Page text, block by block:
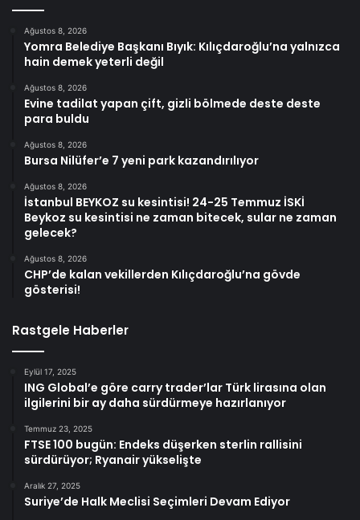
Ağustos 8, 2026
Yomra Belediye Başkanı Bıyık: Kılıçdaroğlu’na yalnızca
hain demek yeterli değil
Ağustos 8, 2026
Evine tadilat yapan çift, gizli bölmede deste deste
para buldu
Ağustos 8, 2026
Bursa Nilüfer’e 7 yeni park kazandırılıyor
Ağustos 8, 2026
İstanbul BEYKOZ su kesintisi! 24-25 Temmuz İSKİ
Beykoz su kesintisi ne zaman bitecek, sular ne zaman
gelecek?
Ağustos 8, 2026
CHP’de kalan vekillerden Kılıçdaroğlu’na gövde
gösterisi!
Rastgele Haberler
Eylül 17, 2025
ING Global’e göre carry trader’lar Türk lirasına olan
ilgilerini bir ay daha sürdürmeye hazırlanıyor
Temmuz 23, 2025
FTSE 100 bugün: Endeks düşerken sterlin rallisini
sürdürüyor; Ryanair yükselişte
Aralık 27, 2025
Suriye’de Halk Meclisi Seçimleri Devam Ediyor